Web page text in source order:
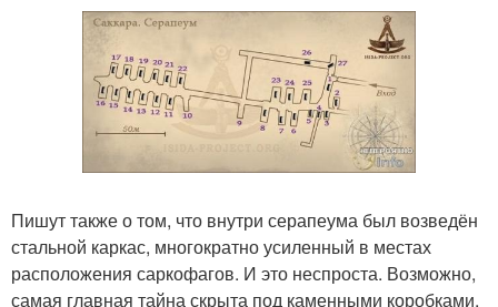
Пишут также о том, что внутри серапеума был возведён
стальной каркас, многократно усиленный в местах
расположения саркофагов. И это неспроста. Возможно,
самая главная тайна скрыта под каменными коробками,